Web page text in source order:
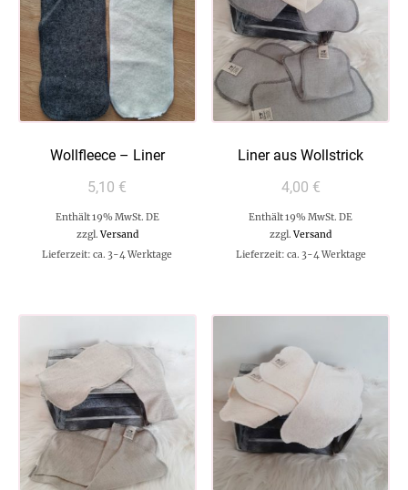
Wollfleece – Liner
5,10 €
Enthält 19% MwSt. DE
zzgl.Versand
Lieferzeit: ca. 3-4 Werktage
Liner aus Wollstrick
4,00 €
Enthält 19% MwSt. DE
zzgl.Versand
Lieferzeit: ca. 3-4 Werktage